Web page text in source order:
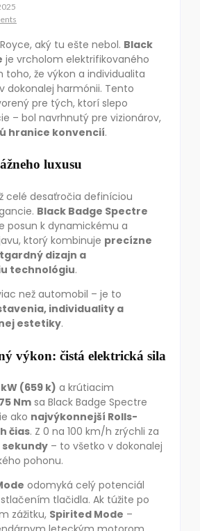
aký tu ešte nebol. Black
je vrcholom elektrifikovaného
toho, že výkon a individualita
dokonalej harmónii. Tento
pre tých, ktorí slepo
– bol navrhnutý pre vizionárov,
hranice konvencií.
luxusu
celé desaťročia definíciou
Black Badge Spectre
posun k dynamickému a
ktorý kombinuje precízne
dizajn a
technológiu.
než automobil – je to
individuality a
estetiky.
výkon: čistá elektrická sila
(659 k) a krútiacim
Nmsa Black Badge Spectre
ako najvýkonnejší Rolls-
čias. Z 0 na 100 km/h zrýchli za
sekundy – to všetko v dokonalej
pohonu.
odomyká celý potenciál
tlačidla. Ak túžite po
zážitku, Spirited Mode –